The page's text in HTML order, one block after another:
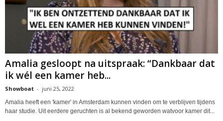
Amalia gesloopt na uitspraak: “Dankbaar dat
ik wél een kamer heb...
Showboat - juni 25, 2022
Amalia heeft een 'kamer' in Amsterdam kunnen vinden om te verblijven tijdens
haar studie. Uit eerdere geruchten is al bekend geworden watvoor kamer dit...